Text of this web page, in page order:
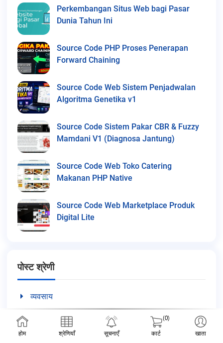
होम श्रेणियाँ सूचनाएँ
(0)
कार्ट
खाता
Perkembangan Situs Web bagi Pasar
Dunia Tahun Ini
Source Code PHP Proses Penerapan
Forward Chaining
Source Code Web Sistem Penjadwalan
Algoritma Genetika v1
Source Code Sistem Pakar CBR & Fuzzy
Mamdani V1 (Diagnosa Jantung)
Source Code Web Toko Catering
Makanan PHP Native
Source Code Web Marketplace Produk
Digital Lite
पोस्ट श्रेणी
व्यवसाय
दस्तावेज़ीकरण